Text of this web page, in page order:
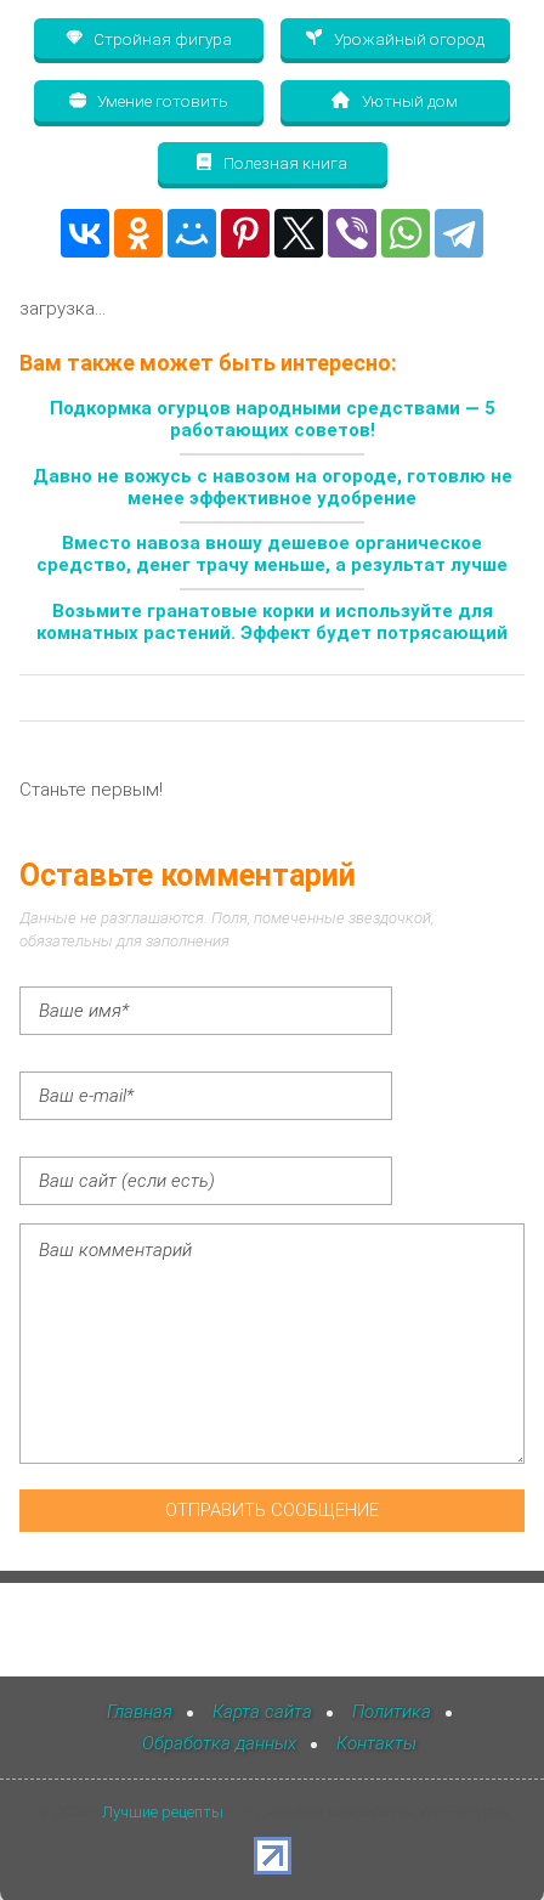
Стройная фигура Урожайный огород
Умение готовить Уютный дом
Полезная книга
загрузка...
Вам также может быть интересно:
Подкормка огурцов народными средствами — 5
работающих советов!
Давно не вожусь с навозом на огороде, готовлю не
менее эффективное удобрение
Вместо навоза вношу дешевое органическое
средство, денег трачу меньше, а результат лучше
Возьмите гранатовые корки и используйте для
комнатных растений. Эффект будет потрясающий
Станьте первым!
Оставьте комментарий
Данные не разглашаются. Поля, помеченные звездочкой,
обязательны для заполнения
Главная Карта сайта
Политика
Обработка данных
Контакты
Лучшие рецепты